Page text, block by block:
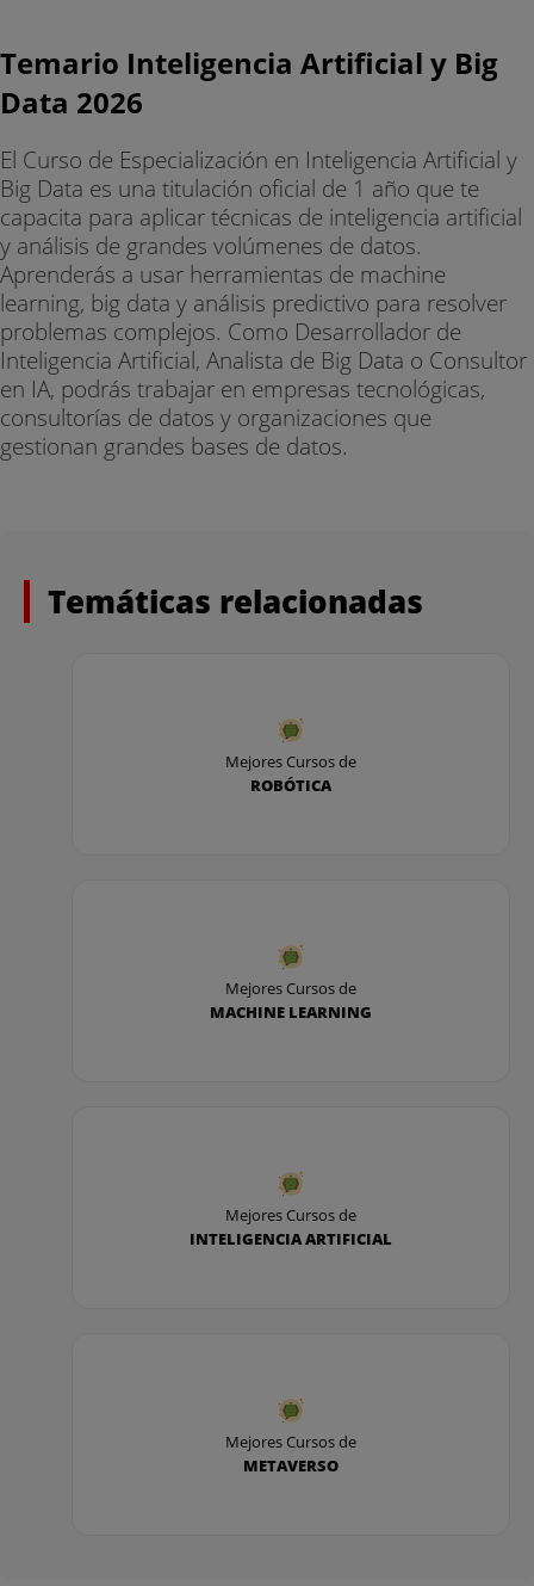
Temario Inteligencia Artificial y Big
Data 2026
El Curso de Especialización en Inteligencia Artificial y
Big Data es una titulación oficial de 1 año que te
capacita para aplicar técnicas de inteligencia artificial
y análisis de grandes volúmenes de datos.
Aprenderás a usar herramientas de machine
learning, big data y análisis predictivo para resolver
problemas complejos. Como Desarrollador de
Inteligencia Artificial, Analista de Big Data o Consultor
en IA, podrás trabajar en empresas tecnológicas,
consultorías de datos y organizaciones que
gestionan grandes bases de datos.
Temáticas relacionadas
Mejores Cursos de
ROBÓTICA
Mejores Cursos de
MACHINE LEARNING
Mejores Cursos de
INTELIGENCIA ARTIFICIAL
Mejores Cursos de
METAVERSO